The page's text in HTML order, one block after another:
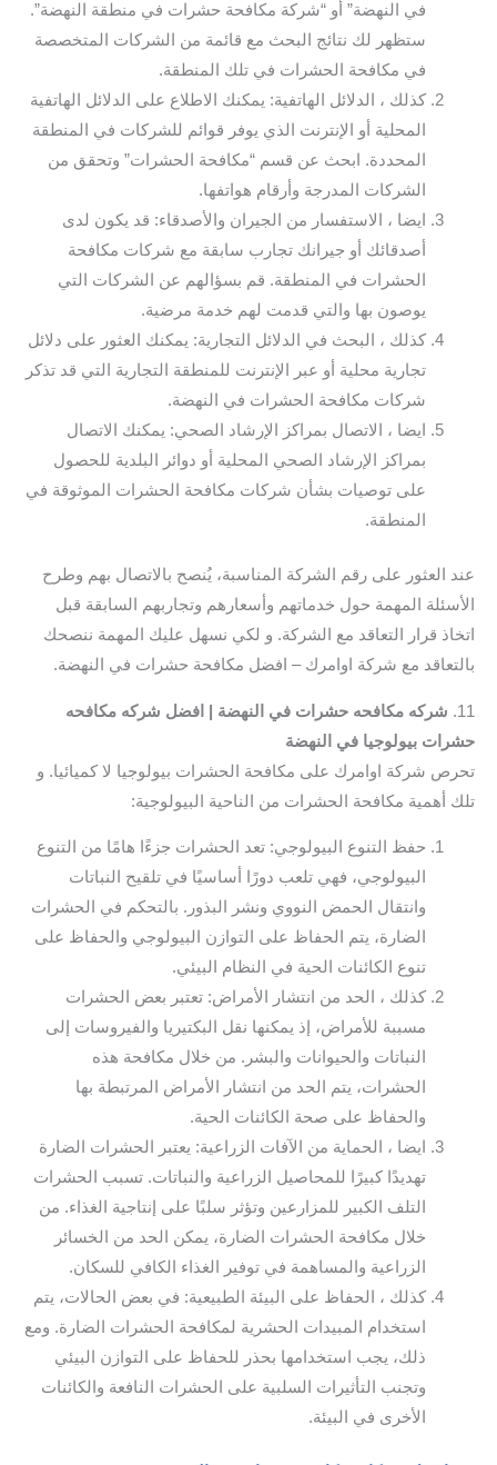
في النهضة” أو “شركة مكافحة حشرات في منطقة النهضة”.
ستظهر لك نتائج البحث مع قائمة من الشركات المتخصصة
في مكافحة الحشرات في تلك المنطقة.
كذلك ، الدلائل الهاتفية: يمكنك الاطلاع على الدلائل الهاتفية
المحلية أو الإنترنت الذي يوفر قوائم للشركات في المنطقة
المحددة. ابحث عن قسم “مكافحة الحشرات” وتحقق من
الشركات المدرجة وأرقام هواتفها.
ايضا ، الاستفسار من الجيران والأصدقاء: قد يكون لدى
أصدقائك أو جيرانك تجارب سابقة مع شركات مكافحة
الحشرات في المنطقة. قم بسؤالهم عن الشركات التي
يوصون بها والتي قدمت لهم خدمة مرضية.
كذلك ، البحث في الدلائل التجارية: يمكنك العثور على دلائل
تجارية محلية أو عبر الإنترنت للمنطقة التجارية التي قد تذكر
شركات مكافحة الحشرات في النهضة.
ايضا ، الاتصال بمراكز الإرشاد الصحي: يمكنك الاتصال
بمراكز الإرشاد الصحي المحلية أو دوائر البلدية للحصول
على توصيات بشأن شركات مكافحة الحشرات الموثوقة في
المنطقة.
عند العثور على رقم الشركة المناسبة، يُنصح بالاتصال بهم وطرح
الأسئلة المهمة حول خدماتهم وأسعارهم وتجاربهم السابقة قبل
اتخاذ قرار التعاقد مع الشركة. و لكي نسهل عليك المهمة ننصحك
بالتعاقد مع شركة اوامرك – افضل مكافحة حشرات في النهضة.
11.
شركه مكافحه حشرات في النهضة | افضل شركه مكافحه
حشرات بيولوجيا في النهضة
تحرص شركة اوامرك على مكافحة الحشرات بيولوجيا لا كميائيا. و
تلك أهمية مكافحة الحشرات من الناحية البيولوجية:
حفظ التنوع البيولوجي: تعد الحشرات جزءًا هامًا من التنوع
البيولوجي، فهي تلعب دورًا أساسيًا في تلقيح النباتات
وانتقال الحمض النووي ونشر البذور. بالتحكم في الحشرات
الضارة، يتم الحفاظ على التوازن البيولوجي والحفاظ على
تنوع الكائنات الحية في النظام البيئي.
كذلك ، الحد من انتشار الأمراض: تعتبر بعض الحشرات
مسببة للأمراض، إذ يمكنها نقل البكتيريا والفيروسات إلى
النباتات والحيوانات والبشر. من خلال مكافحة هذه
الحشرات، يتم الحد من انتشار الأمراض المرتبطة بها
والحفاظ على صحة الكائنات الحية.
ايضا ، الحماية من الآفات الزراعية: يعتبر الحشرات الضارة
تهديدًا كبيرًا للمحاصيل الزراعية والنباتات. تسبب الحشرات
التلف الكبير للمزارعين وتؤثر سلبًا على إنتاجية الغذاء. من
خلال مكافحة الحشرات الضارة، يمكن الحد من الخسائر
الزراعية والمساهمة في توفير الغذاء الكافي للسكان.
كذلك ، الحفاظ على البيئة الطبيعية: في بعض الحالات، يتم
استخدام المبيدات الحشرية لمكافحة الحشرات الضارة. ومع
ذلك، يجب استخدامها بحذر للحفاظ على التوازن البيئي
وتجنب التأثيرات السلبية على الحشرات النافعة والكائنات
الأخرى في البيئة.